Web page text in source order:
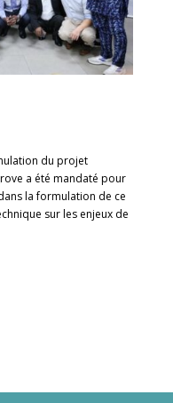
du projet
a été mandaté pour
la formulation de ce
sur les enjeux de